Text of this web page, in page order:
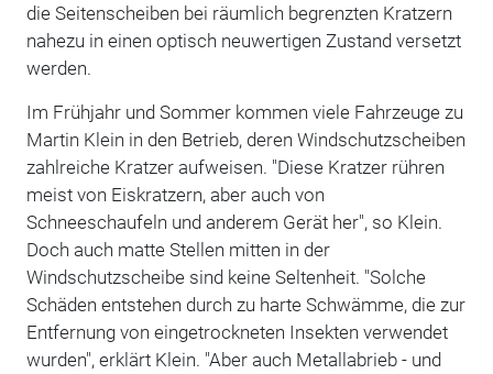
die Seitenscheiben bei räumlich begrenzten Kratzern
nahezu in einen optisch neuwertigen Zustand versetzt
werden.
Im Frühjahr und Sommer kommen viele Fahrzeuge zu
Martin Klein in den Betrieb, deren Windschutzscheiben
zahlreiche Kratzer aufweisen. "Diese Kratzer rühren
meist von Eiskratzern, aber auch von
Schneeschaufeln und anderem Gerät her", so Klein.
Doch auch matte Stellen mitten in der
Windschutzscheibe sind keine Seltenheit. "Solche
Schäden entstehen durch zu harte Schwämme, die zur
Entfernung von eingetrockneten Insekten verwendet
wurden", erklärt Klein. "Aber auch Metallabrieb - und